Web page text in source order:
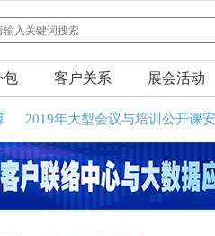
包 客户关系 展会活动
2019年大型会议与培训公开课